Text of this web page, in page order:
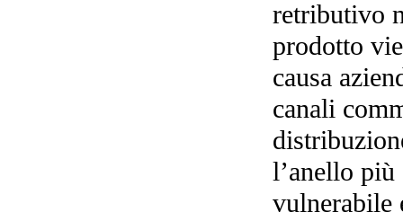
retributivo
prodotto
causa
canali
l’anello più
vulnerabile